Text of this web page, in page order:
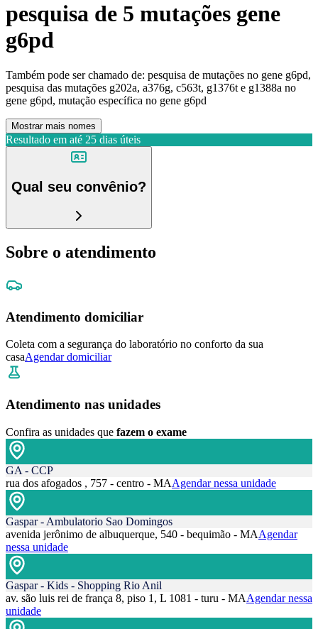
pesquisa de 5 mutações gene
g6pd
Também pode ser chamado de: pesquisa de mutações no gene g6pd,
pesquisa das mutações g202a, a376g, c563t, g1376t e g1388a no
gene g6pd, mutação específica no gene g6pd
Mostrar mais nomes
Resultado em até 25 dias úteis
Qual seu convênio?
Sobre o atendimento
Atendimento domiciliar
Coleta com a segurança do laboratório no conforto da sua
casaAgendar domiciliar
Atendimento nas unidades
Confira as unidades que fazem o exame
GA - CCP
rua dos afogados , 757 - centro - MAAgendar nessa unidade
Gaspar - Ambulatorio Sao Domingos
avenida jerônimo de albuquerque, 540 - bequimão - MAAgendar
nessa unidade
Gaspar - Kids - Shopping Rio Anil
av. são luis rei de frança 8, piso 1, L 1081 - turu - MAAgendar nessa
unidade